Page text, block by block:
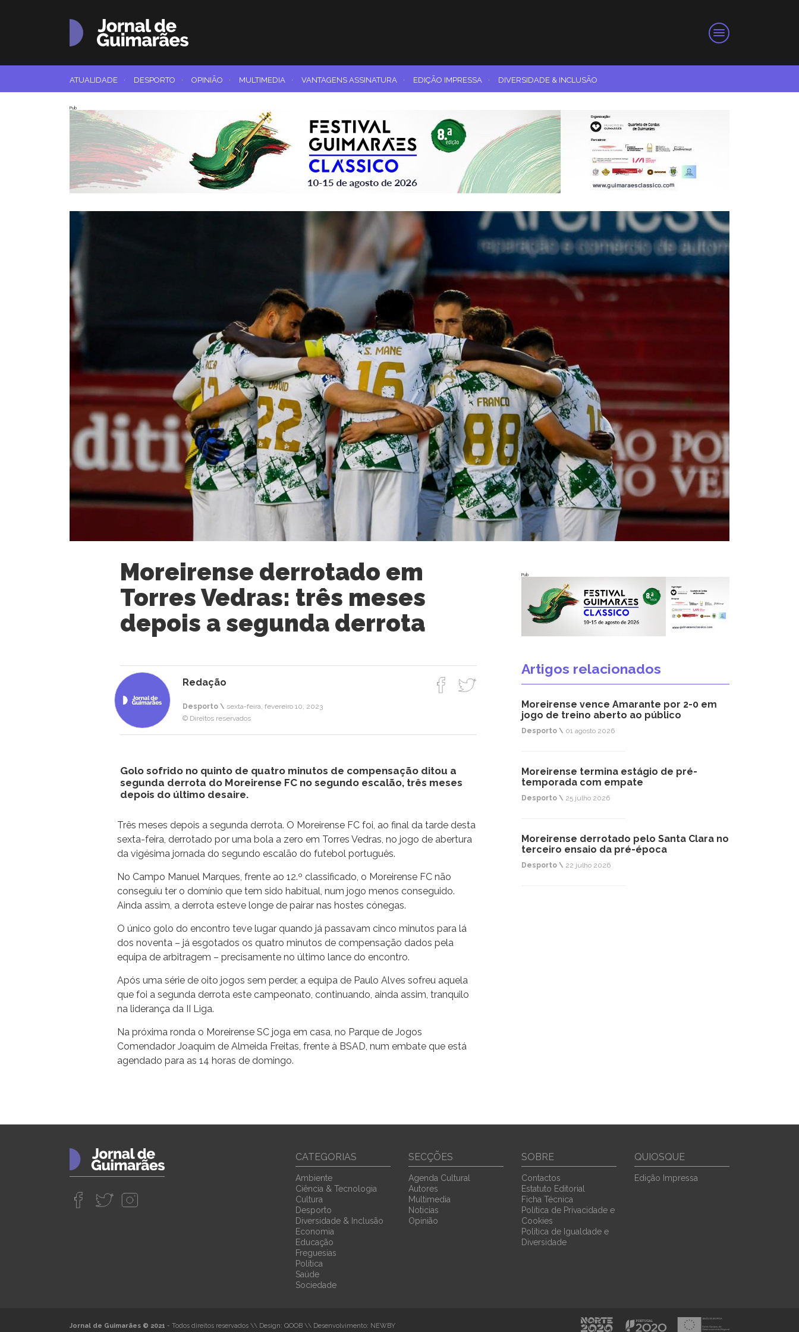
ATUALIDADE · DESPORTO · OPINIÃO · MULTIMEDIA · VANTAGENS ASSINATURA · EDIÇÃO IMPRESSA · DIVERSIDADE & INCLUSÃO
Pub
Moreirense derrotado em
Torres Vedras: três meses
depois a segunda derrota
Redação
Desporto \ sexta-feira, fevereiro 10, 2023
© Direitos reservados
Golo sofrido no quinto de quatro minutos de compensação ditou a
segunda derrota do Moreirense FC no segundo escalão, três meses
depois do último desaire.
Três meses depois a segunda derrota. O Moreirense FC foi, ao final da tarde desta
sexta-feira, derrotado por uma bola a zero em Torres Vedras, no jogo de abertura
da vigésima jornada do segundo escalão do futebol português.
No Campo Manuel Marques, frente ao 12.º classificado, o Moreirense FC não
conseguiu ter o domínio que tem sido habitual, num jogo menos conseguido.
Ainda assim, a derrota esteve longe de pairar nas hostes cónegas.
O único golo do encontro teve lugar quando já passavam cinco minutos para lá
dos noventa – já esgotados os quatro minutos de compensação dados pela
equipa de arbitragem – precisamente no último lance do encontro.
Após uma série de oito jogos sem perder, a equipa de Paulo Alves sofreu aquela
que foi a segunda derrota este campeonato, continuando, ainda assim, tranquilo
na liderança da II Liga.
Na próxima ronda o Moreirense SC joga em casa, no Parque de Jogos
Comendador Joaquim de Almeida Freitas, frente à BSAD, num embate que está
agendado para as 14 horas de domingo.
Pub
Artigos relacionados
Moreirense vence Amarante por 2-0 em
jogo de treino aberto ao público
Desporto \ 01 agosto 2026
Moreirense termina estágio de pré-
temporada com empate
Desporto \ 25 julho 2026
Moreirense derrotado pelo Santa Clara no
terceiro ensaio da pré-época
Desporto \ 22 julho 2026
CATEGORIAS
Ambiente
Ciência & Tecnologia
Cultura
Desporto
Diversidade & Inclusão
Economia
Educação
Freguesias
Política
Saúde
Sociedade
SECÇÕES
Agenda Cultural
Autores
Multimedia
Noticias
Opinião
SOBRE
Contactos
Estatuto Editorial
Ficha Técnica
Política de Privacidade e
Cookies
Política de Igualdade e
Diversidade
QUIOSQUE
Edição Impressa
Jornal de Guimarães © 2021 - Todos direitos reservados \\ Design: QOOB \\ Desenvolvimento: NEWBY